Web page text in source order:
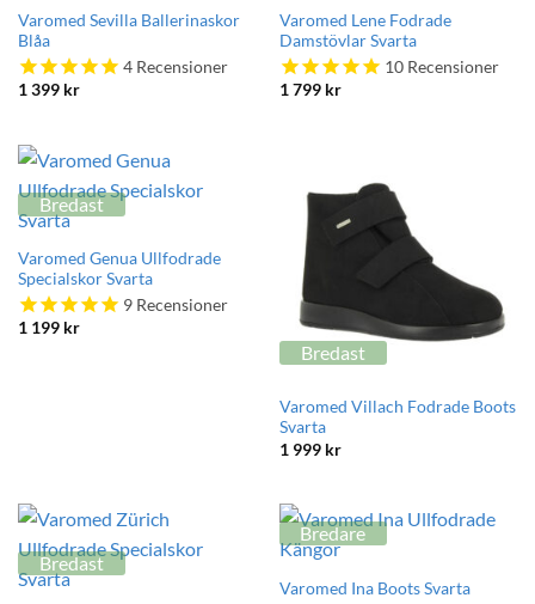
Varomed Sevilla Ballerinaskor
Blåa
4Recensioner
1 399 kr
Varomed Lene Fodrade
Damstövlar Svarta
10Recensioner
1 799 kr
Bredast
Varomed Genua Ullfodrade
Specialskor Svarta
9Recensioner
1 199 kr
Bredast
Varomed Villach Fodrade Boots
Svarta
1 999 kr
Bredast
Bredare
Varomed Ina Boots Svarta